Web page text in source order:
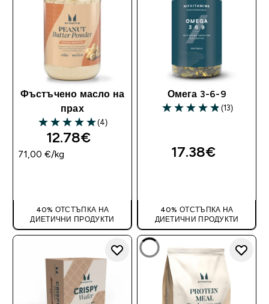
Фъстъчено масло на
прах
5 out of 5 stars
(4)
12.78€‎
71,00 €‎/kg
40% ОТСТЪПКА НА
ДИЕТИЧНИ ПРОДУКТИ
Омега 3-6-9
4.85 out of 5 stars
(13)
17.38€‎
40% ОТСТЪПКА НА
ДИЕТИЧНИ ПРОДУКТИ